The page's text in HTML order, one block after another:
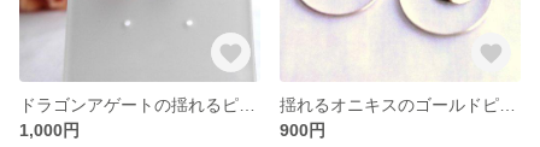
1,000円
900円